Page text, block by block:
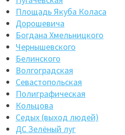
Площадь Якуба Коласа
Дорошевича
Богдана Хмельницкого
Чернышевского
Белинского
Волгоградская
Севастопольская
Полиграфическая
Кольцова
Седых (выход людей)
ДС Зелёный луг